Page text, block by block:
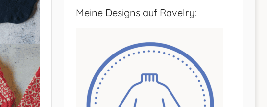
Meine Designs auf Ravelry: